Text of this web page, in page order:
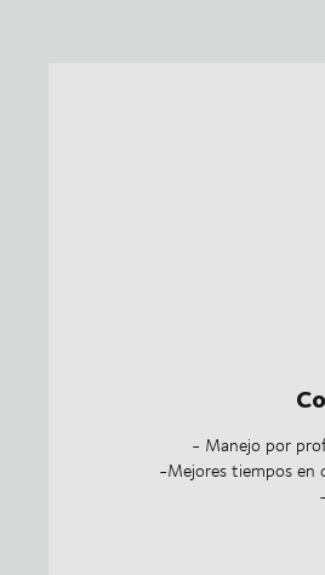
- Manejo por
-Mejores tiempos en